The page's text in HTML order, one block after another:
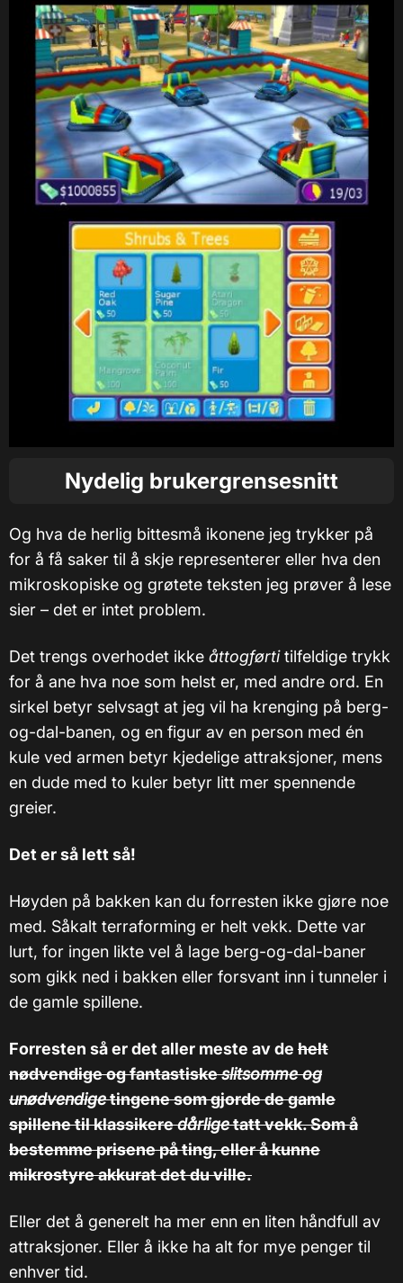
Nydelig brukergrensesnitt
Og hva de herlig bittesmå ikonene jeg trykker på
for å få saker til å skje representerer eller hva den
mikroskopiske og grøtete teksten jeg prøver å lese
sier – det er intet problem.
Det trengs overhodet ikke åttogførtitilfeldige trykk
for å ane hva noe som helst er, med andre ord. En
sirkel betyr selvsagt at jeg vil ha krenging på berg-
og-dal-banen, og en figur av en person med én
kule ved armen betyr kjedelige attraksjoner, mens
en dude med to kuler betyr litt mer spennende
greier.
Det er så lett så!
Høyden på bakken kan du forresten ikke gjøre noe
med. Såkalt terraforming er helt vekk. Dette var
lurt, for ingen likte vel å lage berg-og-dal-baner
som gikk ned i bakken eller forsvant inn i tunneler i
de gamle spillene.
Forresten så er det aller meste av de helt
nødvendige og fantastiskeslitsomme og
unødvendigetingene som gjorde de gamle
spillenetil klassikeredårligetatt vekk. Som å
bestemme prisene på ting, eller å kunne
mikrostyre akkurat det du ville.
Eller det å generelt ha mer enn en liten håndfull av
attraksjoner. Eller å ikke ha alt for mye penger til
enhver tid.